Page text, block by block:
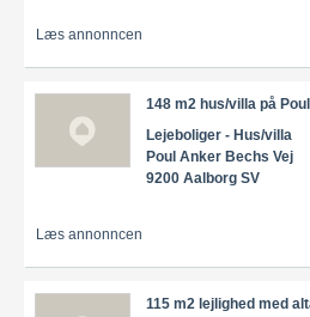
Læs annonncen
148 m2 hus/villa på
Lejeboliger - Hus/villa
Poul Anker Bechs Vej
9200 Aalborg SV
Læs annonncen
115 m2 lejlighed med